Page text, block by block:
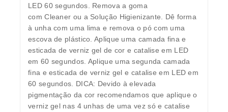
LED 60 segundos. Remova a goma
com Cleaner ou a Solução Higienizante. Dê forma
à unha com uma lima e remova o pó com uma
escova de plástico. Aplique uma camada fina e
esticada de verniz gel de cor e catalise em LED
em 60 segundos. Aplique uma segunda camada
fina e esticada de verniz gel e catalise em LED em
60 segundos. DICA: Devido à elevada
pigmentação da cor recomendamos que aplique o
verniz gel nas 4 unhas de uma vez só e catalise